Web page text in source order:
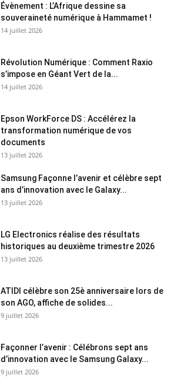
Évènement : L’Afrique dessine sa
souveraineté numérique à Hammamet !
14 juillet 2026
Révolution Numérique : Comment Raxio
s’impose en Géant Vert de la...
14 juillet 2026
Epson WorkForce DS : Accélérez la
transformation numérique de vos
documents
13 juillet 2026
Samsung Façonne l’avenir et célèbre sept
ans d’innovation avec le Galaxy...
13 juillet 2026
LG Electronics réalise des résultats
historiques au deuxième trimestre 2026
13 juillet 2026
ATIDI célèbre son 25è anniversaire lors de
son AGO, affiche de solides...
9 juillet 2026
Façonner l’avenir : Célébrons sept ans
d’innovation avec le Samsung Galaxy...
9 juillet 2026